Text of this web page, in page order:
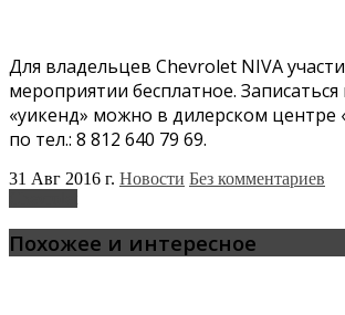
Для владельцев Chevrolet NIVA
мероприятии бесплатное.
«уикенд» можно в дилерском центре
по тел.: 8 812 640 79 69.
31 Авг 2016 г. Новости Без комментариев
Похожее и интересное